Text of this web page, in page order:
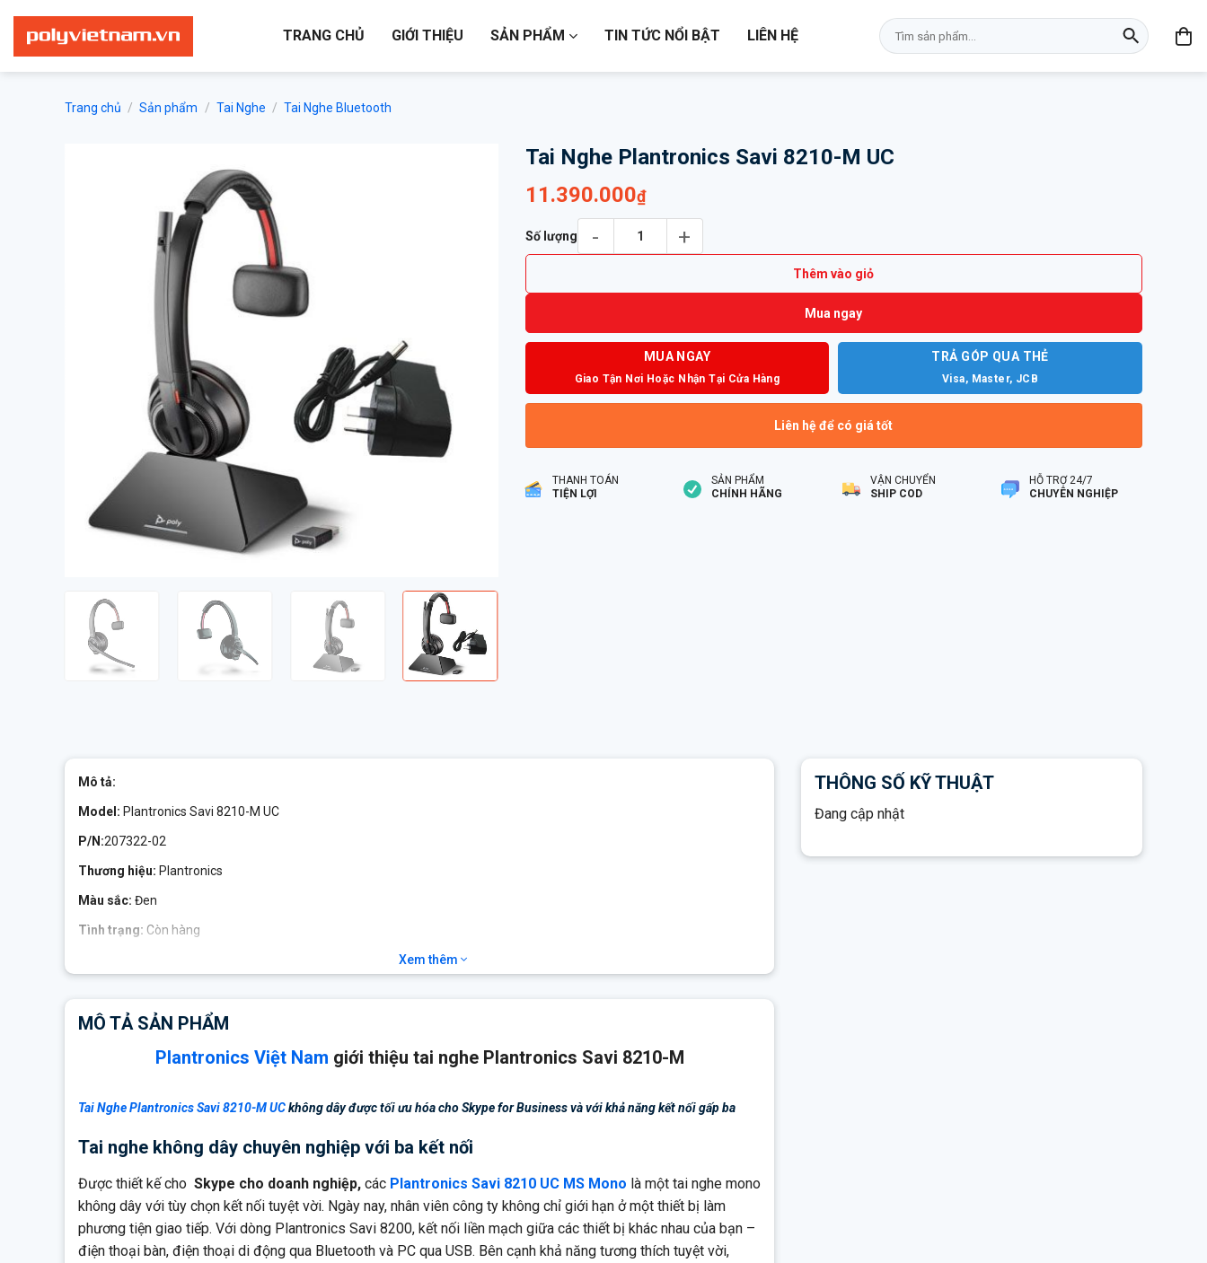
nội
dung
TRANG CHỦ GIỚI THIỆU SẢN PHẨM TIN TỨC NỔI BẬT LIÊN HỆ
Tìm
kiếm:
Trang chủ / Sản phẩm / Tai Nghe / Tai Nghe Bluetooth
Tai Nghe Plantronics Savi 8210-M UC
11.390.000₫
Số lượng
Thêm vào giỏ
Mua ngay
MUA NGAY
Giao Tận Nơi Hoặc Nhận Tại Cửa Hàng
TRẢ GÓP QUA THẺ
Visa, Master, JCB
Liên hệ để có giá tốt
THANH TOÁN
TIỆN LỢI
SẢN PHẨM
CHÍNH HÃNG
VẬN CHUYỂN
SHIP COD
HỖ TRỢ 24/7
CHUYÊN NGHIỆP
Mô tả:
Model: Plantronics Savi 8210-M UC
P/N:207322-02
Thương hiệu: Plantronics
Màu sắc: Đen
Tình trạng: Còn hàng
Khả năng kết nối gấp ba với điện thoại di động, điện thoại bàn và PC
Thời gian đàm thoại: 13 giờ
Phạm vi môi trường văn phòng điển hình: 55 m
Công nghệ không dây DECT 6.0
Bảo vệ thính giác SoundGuard ™
Thời gian sạc: 3 giờ
Micrô khử tiếng ồn với tính năng giới hạn cuộc trò chuyện gần
Xem thêm
MÔ TẢ SẢN PHẨM
Plantronics Việt Nam giới thiệu tai nghe Plantronics Savi 8210-M
Tai Nghe Plantronics Savi 8210-M UCkhông dây được tối ưu hóa cho Skype for Business và với khả năng kết nối gấp ba
Tai nghe không dây chuyên nghiệp với ba kết nối
Được thiết kế cho Skype cho doanh nghiệp, các Plantronics Savi 8210 UC MS Mono là một tai nghe mono
không dây với tùy chọn kết nối tuyệt vời. Ngày nay, nhân viên công ty không chỉ giới hạn ở một thiết bị làm
phương tiện giao tiếp. Với dòng Plantronics Savi 8200, kết nối liền mạch giữa các thiết bị khác nhau của bạn –
điện thoại bàn, điện thoại di động qua Bluetooth và PC qua USB. Bên cạnh khả năng tương thích tuyệt vời,
THÔNG SỐ KỸ THUẬT
Đang cập nhật